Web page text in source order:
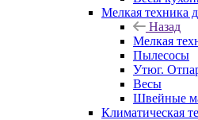
Мелкая техника
Назад
Мелкая
Пылесосы
Утюг.
Весы
Швейные
Климатическая